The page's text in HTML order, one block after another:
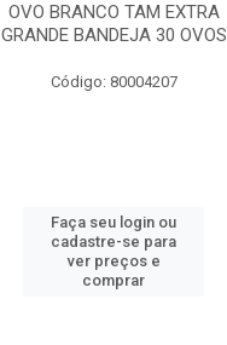
OVO BRANCO TAM EXTRA
GRANDE BANDEJA 30 OVOS
Código: 80004207
Faça seu login ou
cadastre-se para
ver preços e
comprar